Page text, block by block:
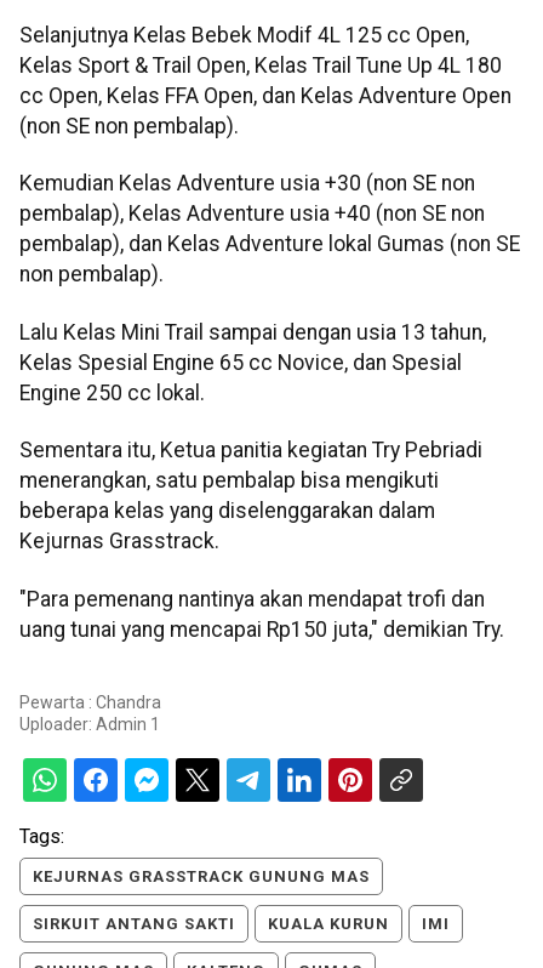
Selanjutnya Kelas Bebek Modif 4L 125 cc Open,
Kelas Sport & Trail Open, Kelas Trail Tune Up 4L 180
cc Open, Kelas FFA Open, dan Kelas Adventure Open
(non SE non pembalap).
Kemudian Kelas Adventure usia +30 (non SE non
pembalap), Kelas Adventure usia +40 (non SE non
pembalap), dan Kelas Adventure lokal Gumas (non SE
non pembalap).
Lalu Kelas Mini Trail sampai dengan usia 13 tahun,
Kelas Spesial Engine 65 cc Novice, dan Spesial
Engine 250 cc lokal.
Sementara itu, Ketua panitia kegiatan Try Pebriadi
menerangkan, satu pembalap bisa mengikuti
beberapa kelas yang diselenggarakan dalam
Kejurnas Grasstrack.
"Para pemenang nantinya akan mendapat trofi dan
uang tunai yang mencapai Rp150 juta," demikian Try.
Pewarta : Chandra
Uploader: Admin 1
Tags:
KEJURNAS GRASSTRACK GUNUNG MAS
SIRKUIT ANTANG SAKTI KUALA KURUN IMI